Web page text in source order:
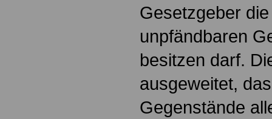
Gesetzgeber
unpfändbaren
besitzen darf.
ausgeweitet,
Gegenstände